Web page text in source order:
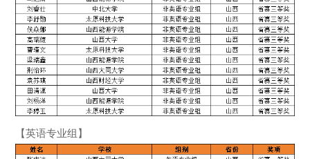
【英语专业组】